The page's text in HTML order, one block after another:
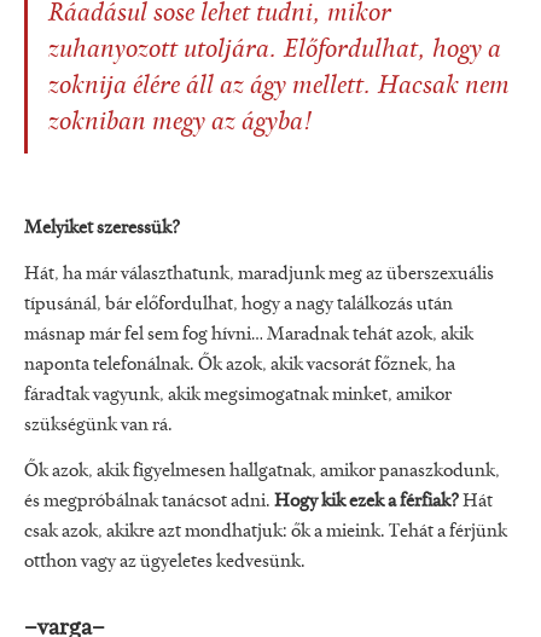
Ráadásul sose lehet tudni, mikor
zuhanyozott utoljára. Előfordulhat, hogy a
zoknija élére áll az ágy mellett. Hacsak nem
zokniban megy az ágyba!
Melyiket szeressük?
Hát, ha már választhatunk, maradjunk meg az überszexuális
típusánál, bár előfordulhat, hogy a nagy találkozás után
másnap már fel sem fog hívni… Maradnak tehát azok, akik
naponta telefonálnak. Ők azok, akik vacsorát főznek, ha
fáradtak vagyunk, akik megsimogatnak minket, amikor
szükségünk van rá.
Ők azok, akik figyelmesen hallgatnak, amikor panaszkodunk,
és megpróbálnak tanácsot adni. Hogy kik ezek a férfiak?Hát
csak azok, akikre azt mondhatjuk: ők a mieink. Tehát a férjünk
otthon vagy az ügyeletes kedvesünk.
–varga–